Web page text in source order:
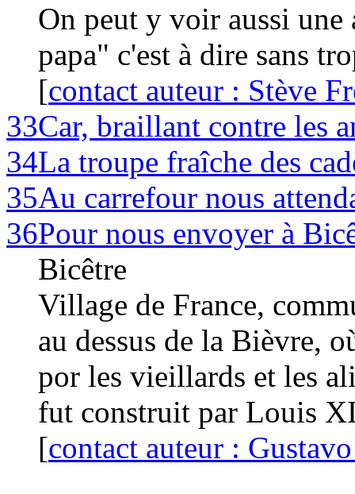
On peut y voir aussi
papa" c'est à dire sans
[contact auteur : Stève
33Car, braillant contre les
34La troupe fraîche des
35Au carrefour nous
36Pour nous envoyer à
Bicêtre
Village de France,
au dessus de la Bièvre,
por les vieillards et les
fut construit par Louis
[contact auteur :